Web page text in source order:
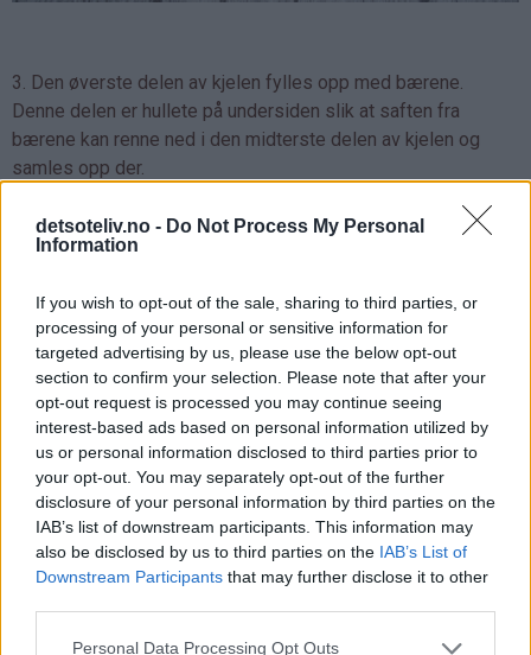
detsoteliv.no - Do Not Process My Personal
Information
If you wish to opt-out of the sale, sharing to third parties, or
processing of your personal or sensitive information for
targeted advertising by us, please use the below opt-out
section to confirm your selection. Please note that after your
opt-out request is processed you may continue seeing
interest-based ads based on personal information utilized by
us or personal information disclosed to third parties prior to
your opt-out. You may separately opt-out of the further
disclosure of your personal information by third parties on the
IAB’s list of downstream participants. This information may
also be disclosed by us to third parties on the IAB’s List of
Downstream Participants that may further disclose it to other
Personal Data Processing Opt Outs
3. Den øverste delen av kjelen fylles opp med bærene.
Denne delen er hullete på undersiden slik at saften fra
bærene kan renne ned i den midterste delen av kjelen og
samles opp der.